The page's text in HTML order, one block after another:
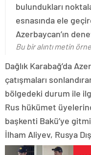
bulundukları
esnasında ele
Azerbaycan’ın
Bu bir alıntı metin
Dağlık Karabağ’da
çatışmaları
bölgedeki durum ile
Rus hükümet
başkenti Bakü’ye
İlham Aliyev, Rusya